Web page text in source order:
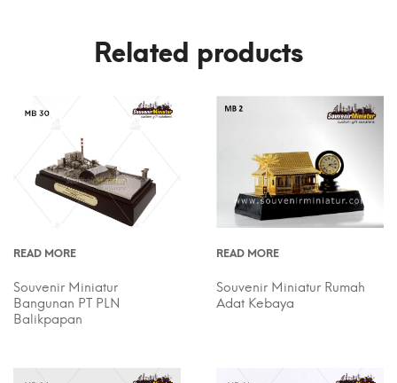
Related products
READ MORE
Souvenir Miniatur
Bangunan PT PLN
Balikpapan
READ MORE
Souvenir Miniatur Rumah
Adat Kebaya